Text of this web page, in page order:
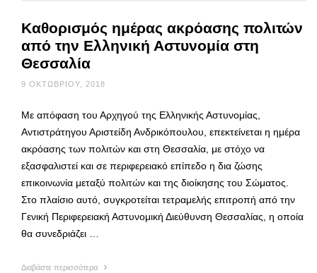
Καθορισμός ημέρας ακρόασης πολιτών
από την Ελληνική Αστυνομία στη
Θεσσαλία
9 ΟΚΤΩΒΡΊΟΥ, 2018
Με απόφαση του Αρχηγού της Ελληνικής Αστυνομίας,
Αντιστράτηγου Αριστείδη Ανδρικόπουλου, επεκτείνεται η ημέρα
ακρόασης των πολιτών και στη Θεσσαλία, με στόχο να
εξασφαλιστεί και σε περιφερειακό επίπεδο η δια ζώσης
επικοινωνία μεταξύ πολιτών και της διοίκησης του Σώματος.
Στο πλαίσιο αυτό, συγκροτείται τετραμελής επιτροπή από την
Γενική Περιφερειακή Αστυνομική Διεύθυνση Θεσσαλίας, η οποία
θα συνεδριάζει …
Διαβάστε περισσότερα